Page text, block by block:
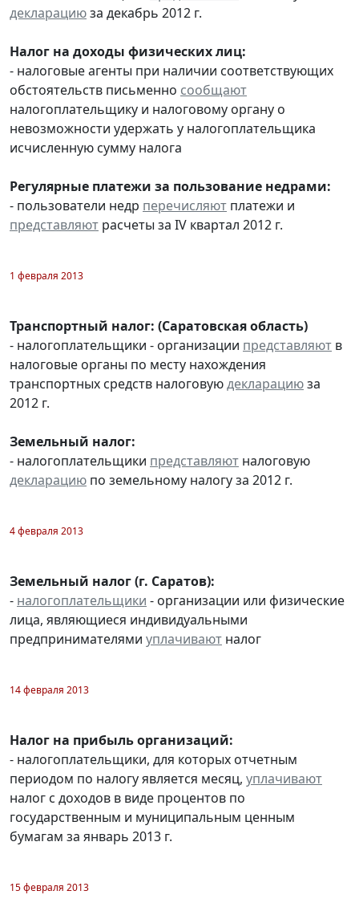
декларациюза декабрь 2012 г.
Налог на доходы физических лиц:
- налоговые агенты при наличии соответствующих
обстоятельств письменно сообщают
налогоплательщику и налоговому органу о
невозможности удержать у налогоплательщика
исчисленную сумму налога
Регулярные платежи за пользование недрами:
- пользователи недр перечисляют платежи и
представляют расчеты за IV квартал 2012 г.
1 февраля 2013
Транспортный налог: (Саратовская область)
- налогоплательщики - организации представляют в
налоговые органы по месту нахождения
транспортных средств налоговуюдекларациюза
2012 г.
Земельный налог:
- налогоплательщики представляют налоговую
декларацию по земельному налогу за 2012 г.
4 февраля 2013
Земельный налог (г. Саратов):
- налогоплательщики - организации или физические
лица, являющиеся индивидуальными
предпринимателями уплачивают налог
14 февраля 2013
Налог на прибыль организаций:
- налогоплательщики, для которых отчетным
периодом по налогу является месяц, уплачивают
налог с доходов в виде процентов по
государственным и муниципальным ценным
бумагам за январь 2013 г.
15 февраля 2013